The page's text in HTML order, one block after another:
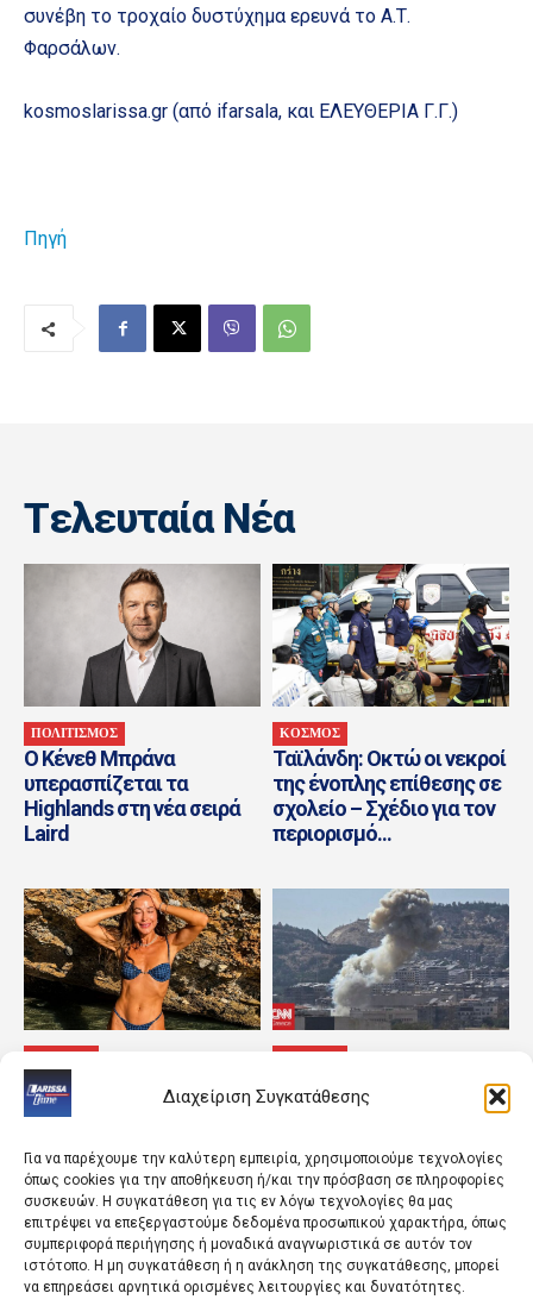
Διαχείριση Συγκατάθεσης
Για να παρέχουμε την καλύτερη εμπειρία, χρησιμοποιούμε τεχνολογίες
όπως cookies για την αποθήκευση ή/και την πρόσβαση σε πληροφορίες
συσκευών. Η συγκατάθεση για τις εν λόγω τεχνολογίες θα μας
επιτρέψει να επεξεργαστούμε δεδομένα προσωπικού χαρακτήρα, όπως
συμπεριφορά περιήγησης ή μοναδικά αναγνωριστικά σε αυτόν τον
ιστότοπο. Η μη συγκατάθεση ή η ανάκληση της συγκατάθεσης, μπορεί
να επηρεάσει αρνητικά ορισμένες λειτουργίες και δυνατότητες.
συνέβη το τροχαίο δυστύχημα ερευνά το Α.Τ.
Φαρσάλων.
kosmoslarissa.gr (από ifarsala, και ΕΛΕΥΘΕΡΙΑ Γ.Γ.)
Πηγή
Tελευταία Nέα
ΠΟΛΙΤΙΣΜΟΣ
Ο Κένεθ Μπράνα
υπερασπίζεται τα
Highlands στη νέα σειρά
Laird
ΚΟΣΜΟΣ
Ταϊλάνδη: Οκτώ οι νεκροί
της ένοπλης επίθεσης σε
σχολείο – Σχέδιο για τον
περιορισμό...
ΚΟΣΜΟΣ
Οι φωτογραφίες με μαγιό
από την παραλία μαζί με
ΚΟΣΜΟΣ
νεκροί από τη χθεσινή
Δαμασκό